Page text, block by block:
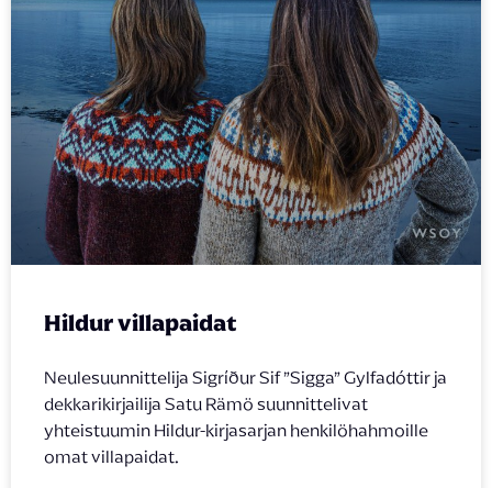
Hildur villapaidat
Neulesuunnittelija Sigríður Sif ”Sigga” Gylfadóttir ja
dekkarikirjailija Satu Rämö suunnittelivat
yhteistuumin Hildur-kirjasarjan henkilöhahmoille
omat villapaidat.